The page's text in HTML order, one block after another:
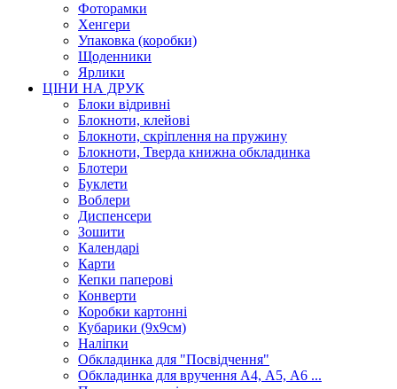
Фоторамки
Хенгери
Упаковка (коробки)
Щоденники
Ярлики
ЦІНИ НА ДРУК
Блоки відривні
Блокноти, клейові
Блокноти, скріплення на пружину
Блокноти, Тверда книжна обкладинка
Блотери
Буклети
Воблери
Диспенсери
Зошити
Календарі
Карти
Кепки паперові
Конверти
Коробки картонні
Кубарики (9х9см)
Наліпки
Обкладинка для "Посвідчення"
Обкладинка для вручення А4, А5, А6 ...